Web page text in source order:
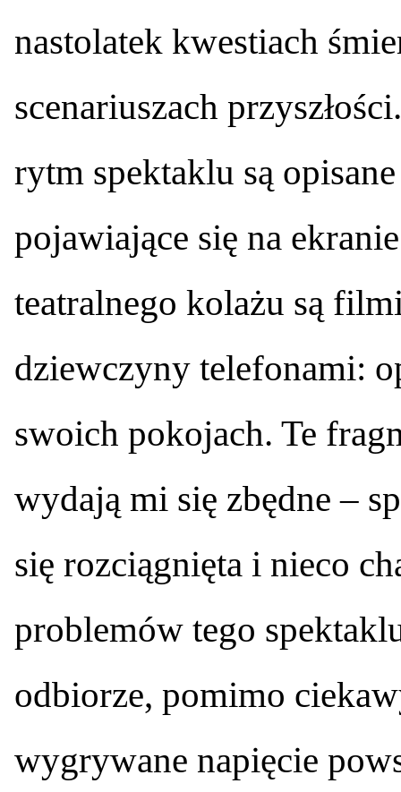
nastolatek kwestiach
scenariuszach
rytm spektaklu są
pojawiające się na
teatralnego kolażu są
dziewczyny telefonami:
swoich pokojach. Te
wydają mi się zbędne –
się rozciągnięta i nieco
problemów tego
odbiorze, pomimo
wygrywane napięcie